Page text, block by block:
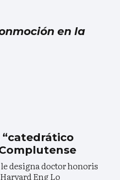
en la
designa doctor honoris
Eng Lo